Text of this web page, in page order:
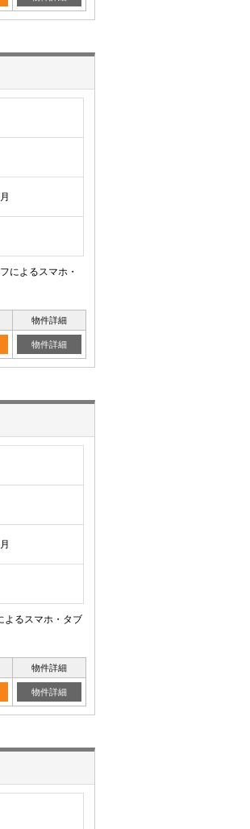
によるスマホ・
物件詳細
物件詳細
よるスマホ・タブ
物件詳細
物件詳細